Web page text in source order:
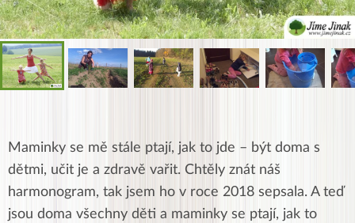
Maminky se mě stále ptají, jak to jde – být doma s
dětmi, učit je a zdravě vařit. Chtěly znát náš
harmonogram, tak jsem ho v roce 2018 sepsala. A teď
jsou doma všechny děti a maminky se ptají, jak to